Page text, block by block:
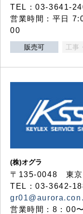
TEL：03-3641-
営業時間：平日
00
販売可 工事
(株)オグラ
〒135-0048 東京
TEL：03-3642-
営業時間：8：00